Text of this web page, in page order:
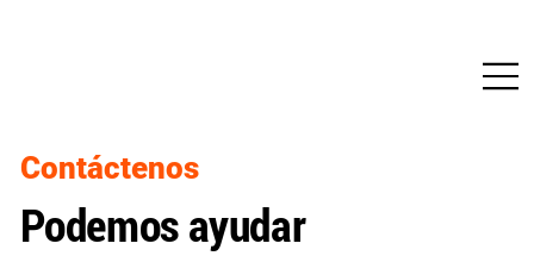
Contáctenos
Podemos ayudar